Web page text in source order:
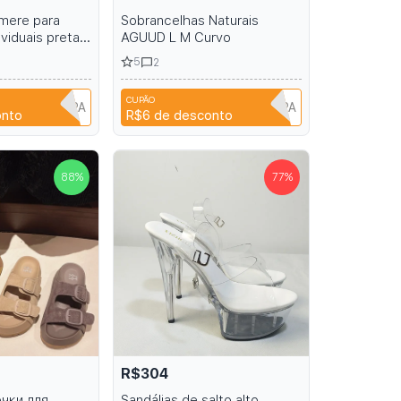
para
pretas
A6R1B6EH1PPA
Sobrancelhas Naturais
AGUUD L M Curvo
5 2
CUPÃO
R$6 de descontoA6R1B6EH1PPA
88% 77%
R$304